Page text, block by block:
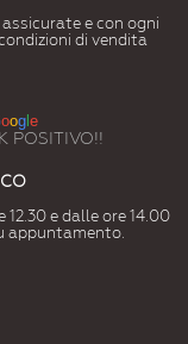
e con ogni
di vendita
oogl e
POSITIVO!!
e dalle ore 14.00
appuntamento.